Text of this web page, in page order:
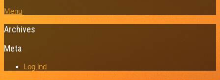
Menu
Archives
Meta
Log ind